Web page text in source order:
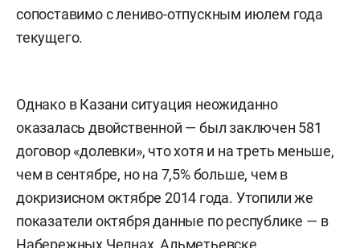
сопоставимо с лениво-отпускным июлем года
текущего.
Однако в Казани ситуация неожиданно
оказалась двойственной — был заключен 581
договор «долевки», что хотя и на треть меньше,
чем в сентябре, но на 7,5% больше, чем в
докризисном октябре 2014 года. Утопили же
показатели октября данные по республике — в
Набережных Челнах, Альметьевске,